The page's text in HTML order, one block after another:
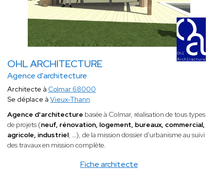
OHL ARCHITECTURE
Agence d'architecture
Fiche architecte
Architecte à Colmar 68000
Se déplace à Vieux-Thann
Agence d'architecture basée à Colmar, réalisation de tous types
de projets (neuf, rénovation, logement, bureaux, commercial,
agricole, industriel, …), de la mission dossier d'urbanisme au suivi
des travaux en mission complète.